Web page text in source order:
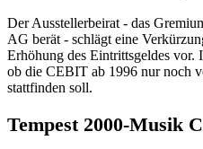
Der Ausstellerbeirat - das
AG berät - schlägt eine
Erhöhung des Eintrittsgeldes vor.
ob die CEBIT ab 1996 nur noch
stattfinden soll.
Tempest 2000-Musik